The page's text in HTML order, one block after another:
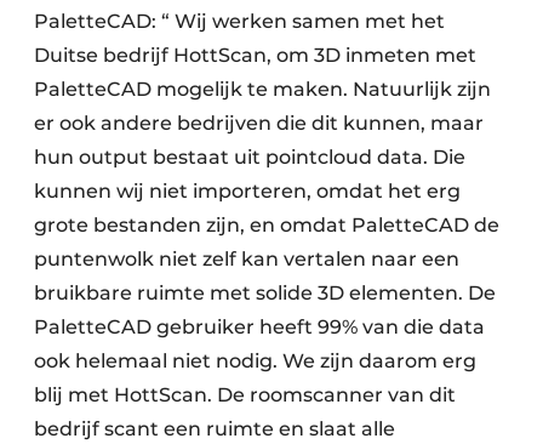
PaletteCAD: “ Wij werken samen met het
Duitse bedrijf HottScan, om 3D inmeten met
PaletteCAD mogelijk te maken. Natuurlijk zijn
er ook andere bedrijven die dit kunnen, maar
hun output bestaat uit pointcloud data. Die
kunnen wij niet importeren, omdat het erg
grote bestanden zijn, en omdat PaletteCAD de
puntenwolk niet zelf kan vertalen naar een
bruikbare ruimte met solide 3D elementen. De
PaletteCAD gebruiker heeft 99% van die data
ook helemaal niet nodig. We zijn daarom erg
blij met HottScan. De roomscanner van dit
bedrijf scant een ruimte en slaat alle